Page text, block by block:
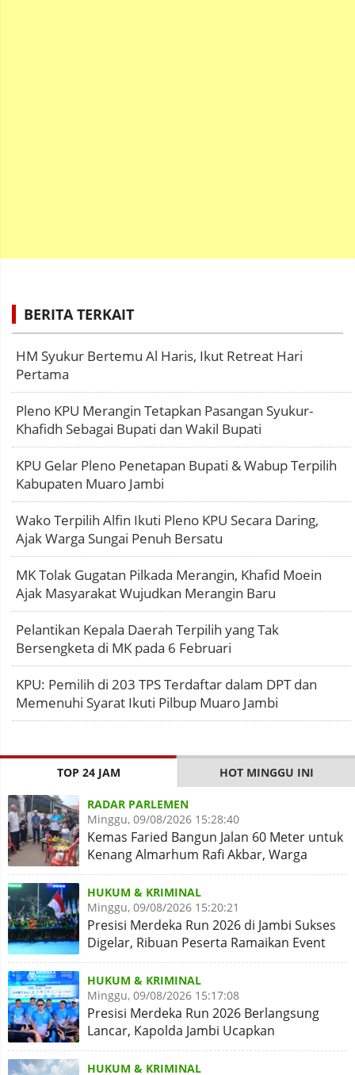
BERITA TERKAIT
HM Syukur Bertemu Al Haris, Ikut Retreat Hari
Pertama
Pleno KPU Merangin Tetapkan Pasangan Syukur-
Khafidh Sebagai Bupati dan Wakil Bupati
KPU Gelar Pleno Penetapan Bupati & Wabup Terpilih
Kabupaten Muaro Jambi
Wako Terpilih Alfin Ikuti Pleno KPU Secara Daring,
Ajak Warga Sungai Penuh Bersatu
MK Tolak Gugatan Pilkada Merangin, Khafid Moein
Ajak Masyarakat Wujudkan Merangin Baru
Pelantikan Kepala Daerah Terpilih yang Tak
Bersengketa di MK pada 6 Februari
KPU: Pemilih di 203 TPS Terdaftar dalam DPT dan
Memenuhi Syarat Ikuti Pilbup Muaro Jambi
TOP 24 JAM HOT MINGGU INI
RADAR PARLEMEN
Minggu, 09/08/2026 15:28:40
Kemas Faried Bangun Jalan 60 Meter untuk
Kenang Almarhum Rafi Akbar, Warga
Simpang Rimbo Syukuran
HUKUM & KRIMINAL
Minggu, 09/08/2026 15:20:21
Presisi Merdeka Run 2026 di Jambi Sukses
Digelar, Ribuan Peserta Ramaikan Event
Nasional
HUKUM & KRIMINAL
Minggu, 09/08/2026 15:17:08
Presisi Merdeka Run 2026 Berlangsung
Lancar, Kapolda Jambi Ucapkan
Terimakasih dan Apresiasi
HUKUM & KRIMINAL